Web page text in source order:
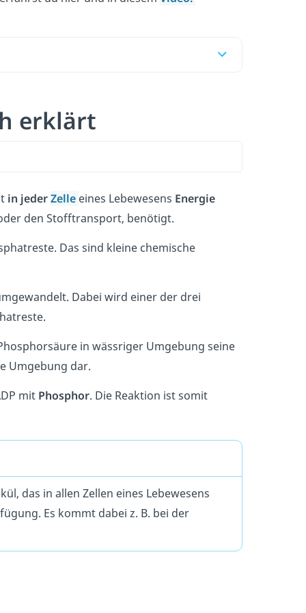
erklärt
in jederZelle eines Lebewesens Energie
den Stofftransport, benötigt.
Das sind kleine chemische
Dabei wird einer der drei
in wässriger Umgebung seine
Umgebung dar.
mit Phosphor. Die Reaktion ist somit
das in allen Zellen eines Lebewesens
Es kommt dabei z. B. bei der